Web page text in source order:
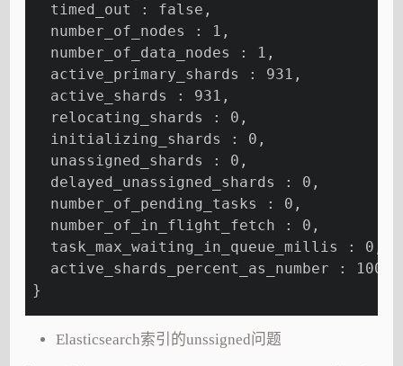
  timed_out : false,
  number_of_nodes : 1,
  number_of_data_nodes : 1,
  active_primary_shards : 931,
  active_shards : 931,
  relocating_shards : 0,
  initializing_shards : 0,
  unassigned_shards : 0,
  delayed_unassigned_shards : 0,
  number_of_pending_tasks : 0,
  number_of_in_flight_fetch : 0,
  task_max_waiting_in_queue_millis : 0,
  active_shards_percent_as_number : 100.0
}
Elasticsearch索引的unssigned问题